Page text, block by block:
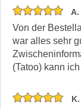
Von der
war alles sehr
(Tatoo) kann